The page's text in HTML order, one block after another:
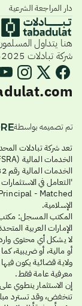
دار المراجعة الشرعية
هنا يتداول
شركة تبادلات 2025، جميع الحقوق محفوظة.
تم تصميمه بواسطة
تعد شركة تبادلات
الإسلامية.
الإمارات العربية
لا يشكل أي محتوى وارد
أو مالية، أو ضريبية،
ولاية قضائية يكون
معرفية عامة فقط.
إن الاستثمار ينطوي
تنخفض، وقد تسترد